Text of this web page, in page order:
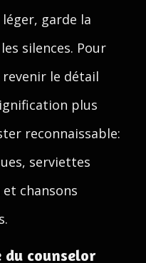
garde la
silences. Pour
le détail
plus
reconnaissable:
serviettes
chansons
du counselor